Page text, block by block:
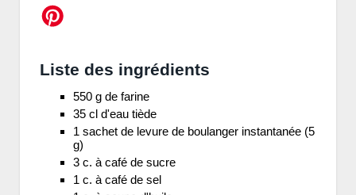
Liste des ingrédients
550 g de farine
35 cl d'eau tiède
1 sachet de levure de boulanger instantanée (5
g)
3 c. à café de sucre
1 c. à café de sel